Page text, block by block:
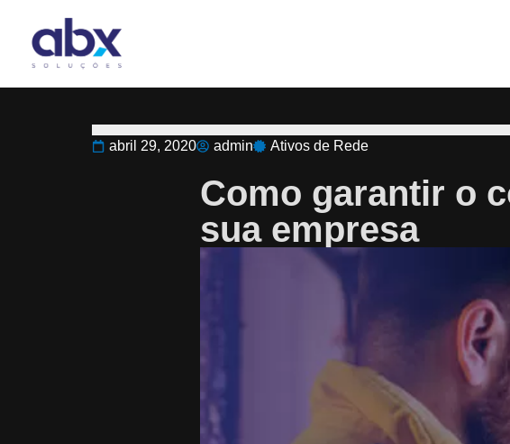
abril 29, 2020 admin Ativos de Rede
Como garantir o
sua empresa